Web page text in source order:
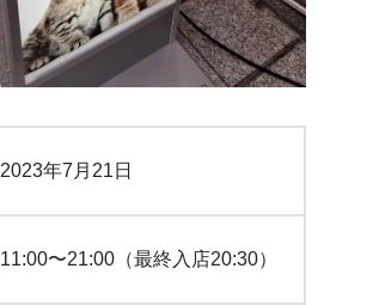
2023年7月21日
11:00〜21:00（最終入店20:30）